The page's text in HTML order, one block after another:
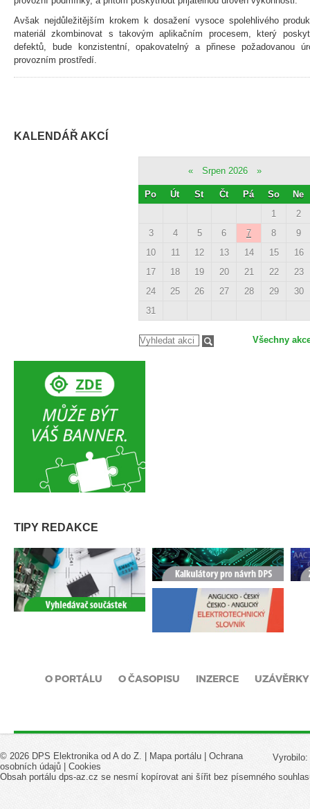
Avšak nejdůležitějším krokem k dosažení vysoce spolehlivého
materiál zkombinovat s takovým aplikačním procesem, který
defektů, bude konzistentní, opakovatelný a přinese požadovanou
provozním prostředí.
KALENDÁŘ AKCÍ
« Srpen 2026 »
Po Út St Čt Pá So
Ne
1
2
3
4 5 6 7 8
9
10
11 12 13 14 15
16
17
18 19 20 21 22
23
24
25 26 27 28 29
30
31
Všechny
TIPY REDAKCE
O PORTÁLU O ČASOPISU INZERCE UZÁVĚRKY
Vyrobilo:
© 2026 DPS Elektronika od A do Z. | Mapa portálu
Ochrana
osobních údajů
Cookies
Obsah portálu dps-az.cz se nesmí kopírovat ani šířit bez písemného